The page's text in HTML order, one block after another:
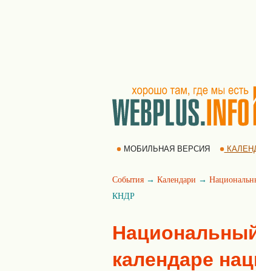
МОБИЛЬНАЯ ВЕРСИЯ
События → Календари →
КНДР
календаре